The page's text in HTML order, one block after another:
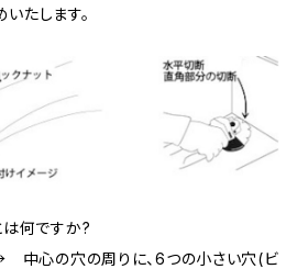
たします。
は何ですか?
中心の穴の周りに、6つの小さい穴(ビ